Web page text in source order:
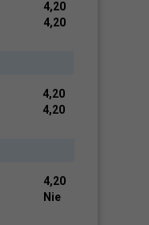
4,20
4,20
4,20
4,20
4,20
Nie